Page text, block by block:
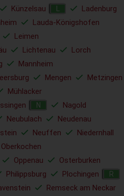
Künzelsau
Ladenburg
Lauda-Königshofen
Leimen
Lichtenau
Lorch
Mannheim
Mengen
Metzingen
Mühlacker
N
Nagold
Neubulach
Neudenau
Neuffen
Niedernhall
Oberkochen
Oppenau
Osterburken
Philippsburg Plochingen R
Remseck am Neckar